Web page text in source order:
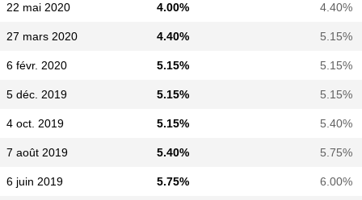
22 mai 2020 4.00% 4.40%
27 mars 2020 4.40% 5.15%
6 févr. 2020 5.15% 5.15%
5 déc. 2019 5.15% 5.15%
4 oct. 2019 5.15% 5.40%
7 août 2019 5.40% 5.75%
6 juin 2019 5.75% 6.00%